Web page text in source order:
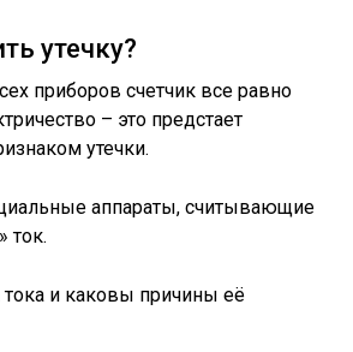
утечку?
приборов счетчик все равно
– это предстает
утечки.
аппараты, считывающие
ток.